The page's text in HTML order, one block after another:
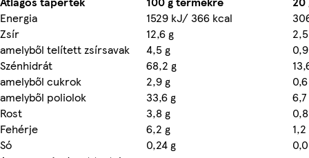
Energia
1529 kJ/ 366 kcal
Zsír
12,6 g
amelyből telített zsírsavak
4,5 g
Szénhidrát
68,2 g
amelyből cukrok
2,9 g
amelyből poliolok
33,6 g
Rost
3,8 g
Fehérje
6,2 g
Só
0,24 g